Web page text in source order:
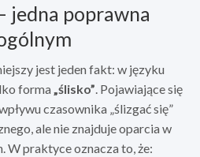
jedna poprawna
jest jeden fakt: w języku
forma„ślisko”. Pojawiające się
czasownika „ślizgać się”
ale nie znajduje oparcia w
W praktyce oznacza to, że: